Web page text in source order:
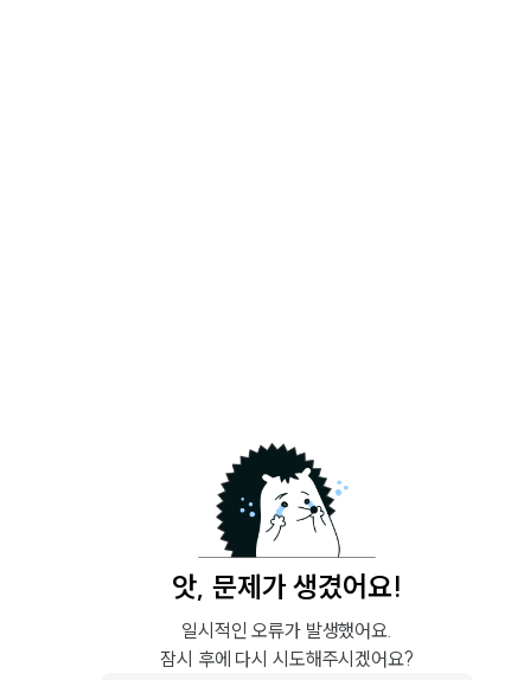
앗, 문제가 생겼어요!
일시적인 오류가 발생했어요.
잠시 후에 다시 시도해주시겠어요?